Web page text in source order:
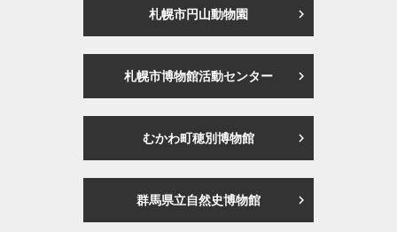
札幌市円山動物園
札幌市博物館活動センター
むかわ町穂別博物館
群馬県立自然史博物館